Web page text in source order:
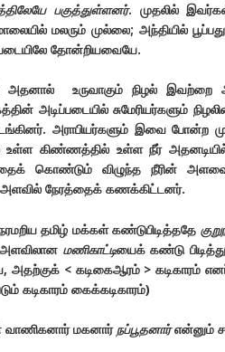
பகுத்துள்ளனர். முதலில்
மலரும் முல்லை; அந்தியில்
தோன்றியவையே.
அதனால் உருவாகும் நிழல் இவற்றை
அடிப்படையில் சுமேரியர்களும்
அராபியர்களும் இவை போன்ற
கிண்ணத்தில் உள்ள நீர்
கொண்டும் விழுந்த நீரின்
அளவில் நேரத்தைக் கணக்கிட்டனர்.
தமிழ் மக்கள் கண்டுபிடித்ததே
அளவிலான மணிகாட்டியைக் கண்டு
< கடிகைஆரம் > கடிகாரம்
கடிகாரம் கைக்கடிகாரம்)
வாணிகனார் மகனார்நப்பூதனார்என்னும்